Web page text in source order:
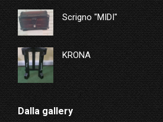
Scrigno "MIDI"
KRONA
Dalla gallery